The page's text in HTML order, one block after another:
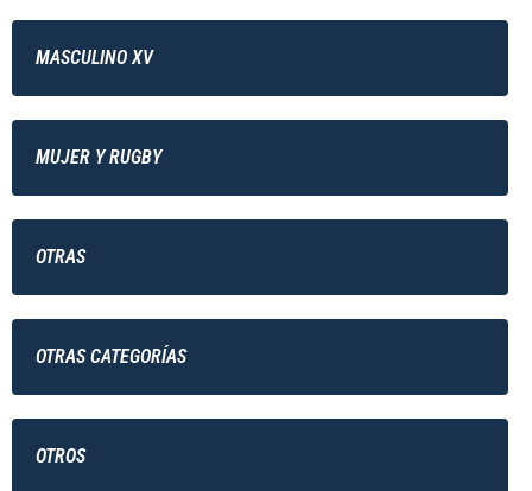
MASCULINO XV
MUJER Y RUGBY
OTRAS
OTRAS CATEGORÍAS
OTROS